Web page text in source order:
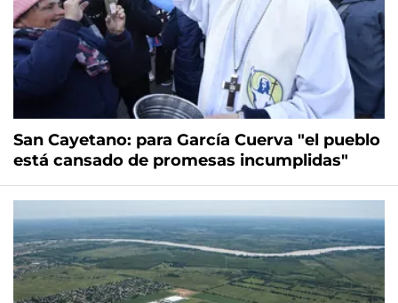
San Cayetano: para García Cuerva "el pueblo
está cansado de promesas incumplidas"